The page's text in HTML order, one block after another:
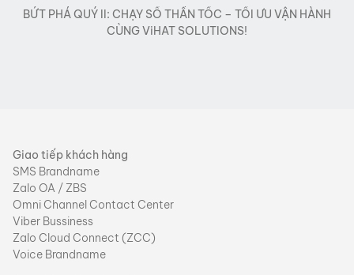
BỨT PHÁ QUÝ II: CHẠY SỐ THẦN TỐC – TỐI ƯU VẬN HÀNH
CÙNG ViHAT SOLUTIONS!
Giao tiếp khách hàng
SMS Brandname
Zalo OA / ZBS
Omni Channel Contact Center
Viber Bussiness
Zalo Cloud Connect (ZCC)
Voice Brandname